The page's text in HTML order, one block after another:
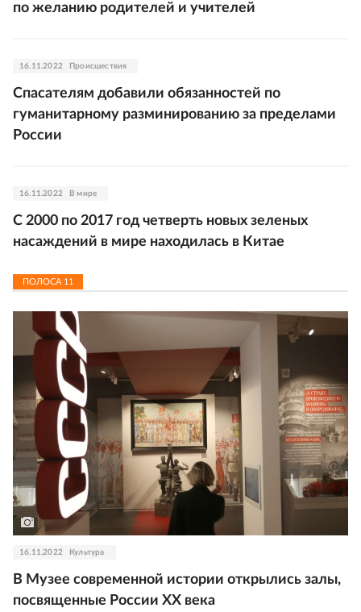
по желанию родителей и учителей
16.11.2022 Происшествия
Спасателям добавили обязанностей по
гуманитарному разминированию за пределами
России
16.11.2022 В мире
С 2000 по 2017 год четверть новых зеленых
насаждений в мире находилась в Китае
ПОЛОСА 11
16.11.2022 Культура
В Музее современной истории открылись залы,
посвященные России XX века